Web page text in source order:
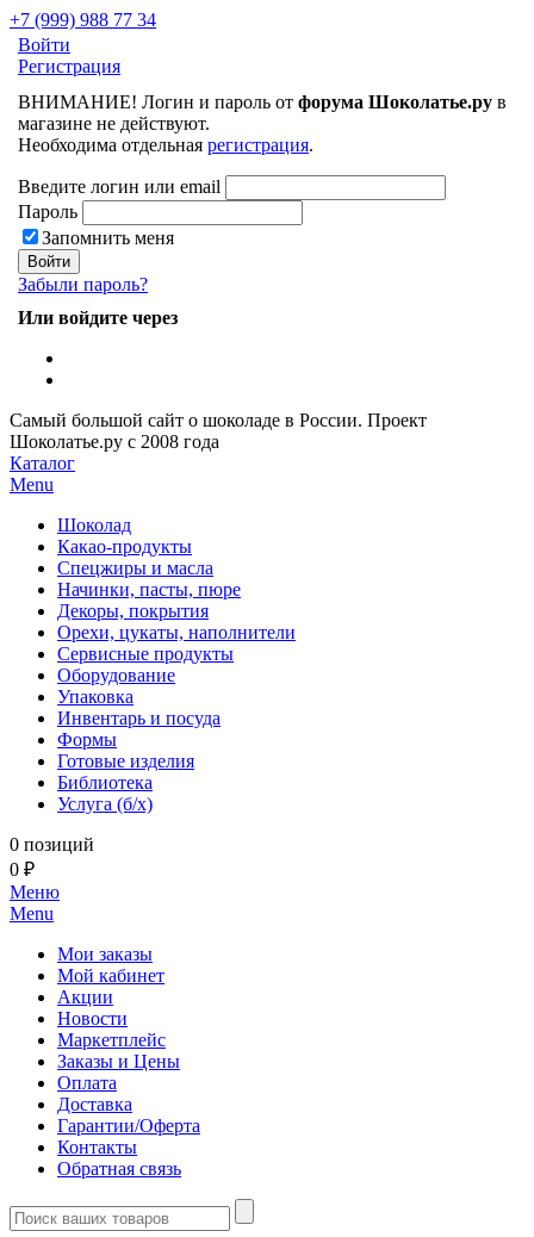
+7 (999) 988 77 34
Войти
Регистрация
ВНИМАНИЕ! Логин и пароль от форума Шоколатье.ру в
магазине не действуют.
Необходима отдельная регистрация.
Введите логин или email
Пароль
Запомнить меня
Забыли пароль?
Или войдите через
Самый большой сайт о шоколаде в России. Проект
Шоколатье.ру с 2008 года
Каталог
Menu
Шоколад
Какао-продукты
Спецжиры и масла
Начинки, пасты, пюре
Декоры, покрытия
Орехи, цукаты, наполнители
Сервисные продукты
Оборудование
Упаковка
Инвентарь и посуда
Формы
Готовые изделия
Библиотека
Услуга (б/х)
0 позиций
0 ₽
Меню
Menu
Мои заказы
Мой кабинет
Акции
Новости
Маркетплейс
Заказы и Цены
Оплата
Доставка
Гарантии/Оферта
Контакты
Обратная связь